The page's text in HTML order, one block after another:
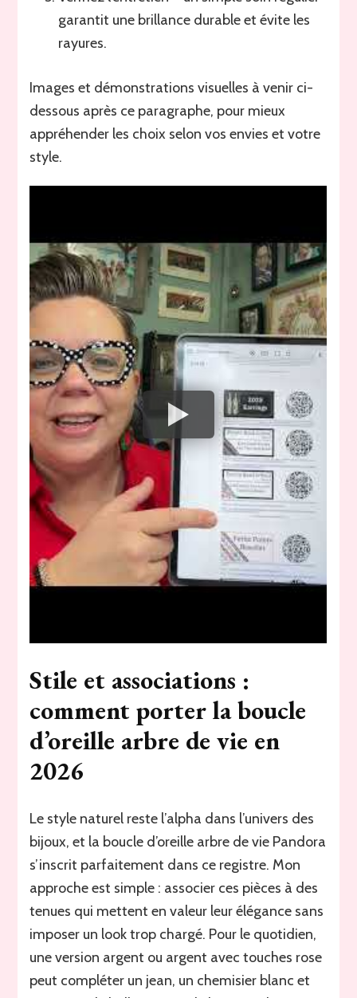
garantit une brillance durable et évite les
rayures.
Images et démonstrations visuelles à venir ci-
dessous après ce paragraphe, pour mieux
appréhender les choix selon vos envies et votre
style.
Stile et associations :
comment porter la boucle
d’oreille arbre de vie en
2026
Le style naturel reste l’alpha dans l’univers des
bijoux, et la boucle d’oreille arbre de vie Pandora
s’inscrit parfaitement dans ce registre. Mon
approche est simple : associer ces pièces à des
tenues qui mettent en valeur leur élégance sans
imposer un look trop chargé. Pour le quotidien,
une version argent ou argent avec touches rose
peut compléter un jean, un chemisier blanc et